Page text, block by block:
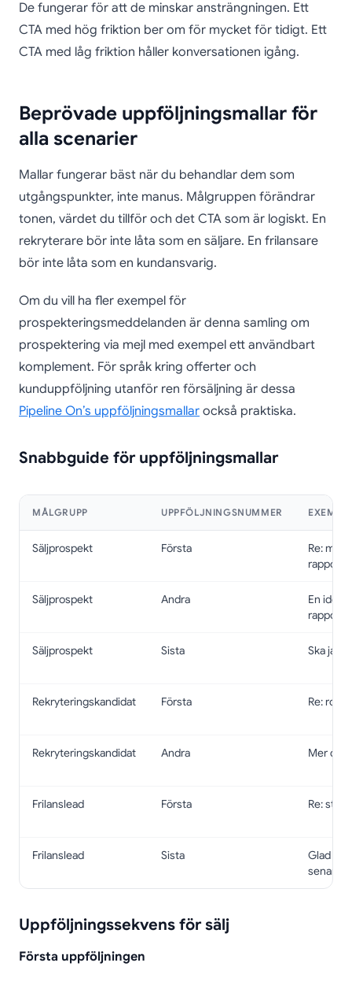
De fungerar för att de minskar ansträngningen. Ett
CTA med hög friktion ber om för mycket för tidigt. Ett
CTA med låg friktion håller konversationen igång.
Beprövade uppföljningsmallar för
alla scenarier
Mallar fungerar bäst när du behandlar dem som
utgångspunkter, inte manus. Målgruppen förändrar
tonen, värdet du tillför och det CTA som är logiskt. En
rekryterare bör inte låta som en säljare. En frilansare
bör inte låta som en kundansvarig.
Om du vill ha fler exempel för
prospekteringsmeddelanden är denna samling om
prospektering via mejl med exempel ett användbart
komplement. För språk kring offerter och
kunduppföljning utanför ren försäljning är dessa
Pipeline On’s uppföljningsmallar också praktiska.
Snabbguide för uppföljningsmallar
MÅLGRUPP UPPFÖLJNINGSNUMMER
Säljprospekt Första
Re:
Säljprospekt Andra
En idé
Säljprospekt Sista Ska jag
Rekryteringskandidat Första Re: roll
Rekryteringskandidat Andra Mer
Frilanslead Första Re:
Frilanslead Sista
Glad att
senare
Uppföljningssekvens för sälj
Första uppföljningen